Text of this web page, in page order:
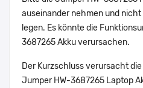
auseinander nehmen und
legen. Es könnte die
3687265 Akku verursachen.
Der Kurzschluss verursacht
Jumper HW-3687265 Laptop